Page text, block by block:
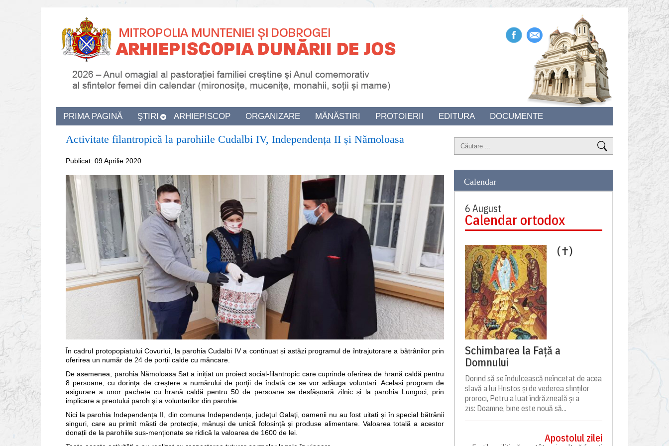
PRIMA PAGINĂ ŞTIRI ARHIEPISCOP ORGANIZARE MĂNĂSTIRI PROTOIERII EDITURA DOCUMENTE
Activitate filantropică la parohiile Cudalbi IV, Independența II și Nămoloasa
Publicat: 09 Aprilie 2020
În cadrul protopopiatului Covurlui, la parohia Cudalbi IV a continuat și astăzi programul de întrajutorare a bătrânilor prin
oferirea un număr de 24 de porții calde cu mâncare.
De asemenea, parohia Nămoloasa Sat a inițiat un proiect social-filantropic care cuprinde oferirea de hrană caldă pentru
8 persoane, cu dorinţa de creştere a numărului de porţii de îndată ce se vor adăuga voluntari. Același program de
asigurare a unor pachete cu hrană caldă pentru 50 de persoane se desfășoară zilnic și la parohia Lungoci, prin
implicare a preotului paroh şi a voluntarilor din parohie.
Nici la parohia Independența II, din comuna Independența, judeţul Galaţi, oamenii nu au fost uitați și în special bătrânii
singuri, care au primit măști de protecție, mănuși de unică folosință și produse alimentare. Valoarea totală a acestor
donații de la parohiile sus-menționate se ridică la valoarea de 1600 de lei.
Calendar
6 August
Calendar ortodox
(✝)
Schimbarea la Față a
Domnului
Dorind să se îndulcească neîncetat de acea
slavă a lui Hristos și de vederea sfinților
proroci, Petru a luat îndrăzneală și a
zis: Doamne, bine este nouă să...
Apostolul zilei